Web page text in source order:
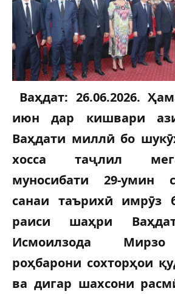
Ваҳдат: 26.06.2026.
июн дар кишвари
Ваҳдати миллӣ бо
хосса таҷлил
муносибати 29-умин
санаи таърихӣ имрӯз
раиси шаҳри
Исмоилзода
роҳбарони сохторҳои
ва дигар шахсони